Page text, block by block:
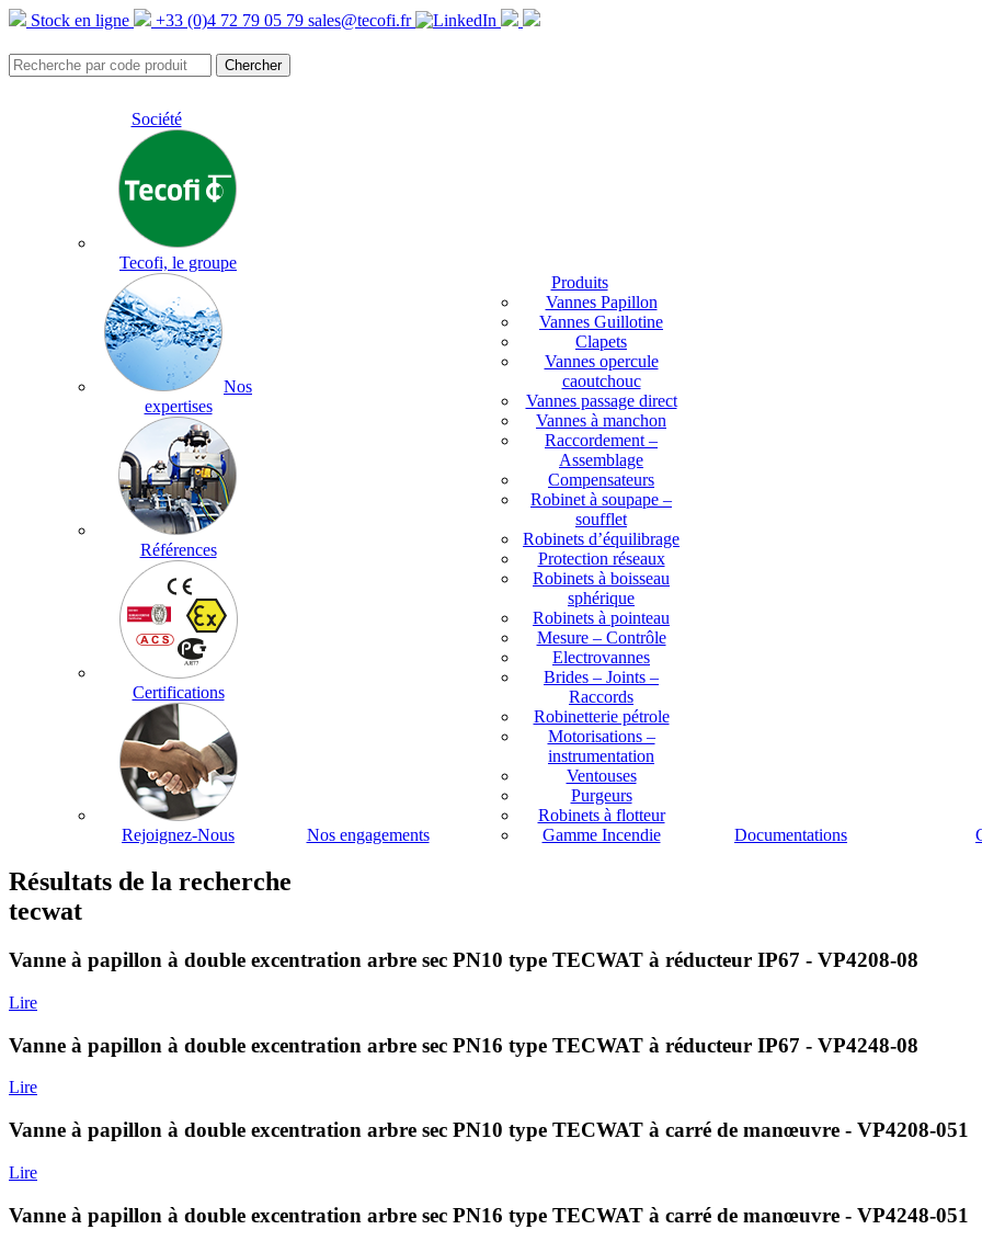
Stock en ligne +33 (0)4 72 79 05 79 sales@tecofi.fr
Société
Tecofi, le groupe
Nos
expertises
Références
Certifications
Rejoignez-Nous Nos engagements
Produits
Vannes Papillon
Vannes Guillotine
Clapets
Vannes opercule
caoutchouc
Vannes passage direct
Vannes à manchon
Raccordement –
Assemblage
Compensateurs
Robinet à soupape –
soufflet
Robinets d’équilibrage
Protection réseaux
Robinets à boisseau
sphérique
Robinets à pointeau
Mesure – Contrôle
Electrovannes
Brides – Joints –
Raccords
Robinetterie pétrole
Motorisations –
instrumentation
Ventouses
Purgeurs
Robinets à flotteur
Gamme Incendie
Documentations
Résultats de la recherche
tecwat
Vanne à papillon à double excentration arbre sec PN10 type TECWAT à réducteur IP67 - VP4208-08
Lire
Vanne à papillon à double excentration arbre sec PN16 type TECWAT à réducteur IP67 - VP4248-08
Lire
Vanne à papillon à double excentration arbre sec PN10 type TECWAT à carré de manœuvre - VP4208-051
Lire
Vanne à papillon à double excentration arbre sec PN16 type TECWAT à carré de manœuvre - VP4248-051